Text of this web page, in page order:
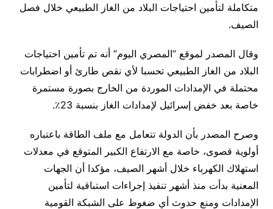
متكاملة لتأمين احتياجات البلاد من الغاز الطبيعي خلال فصل
الصيف.
وقال المصدر لموقع “المصري اليوم” أنه تم تأمين احتياجات
البلاد من الغاز الطبيعي تحسبا لأي نقص طارئ أو اضطرابات
محتملة في الإمدادات الموردة من الخارج بصورة مستمرة
خاصة بعد خفض إسرائيل لإمدادات الغاز بنسبة 23٪.
وصرح المصدر بأن الدولة تتعامل مع ملف الطاقة باعتباره
أولوية قصوى، خاصة مع الارتفاع الكبير المتوقع في معدلات
استهلاك الكهرباء خلال أشهر الصيف، مؤكدا أن الجهات
المعنية بدأت منذ أشهر تنفيذ إجراءات استباقية لتأمين
الإمدادات ومنع حدوث أي ضغوط على الشبكة القومية